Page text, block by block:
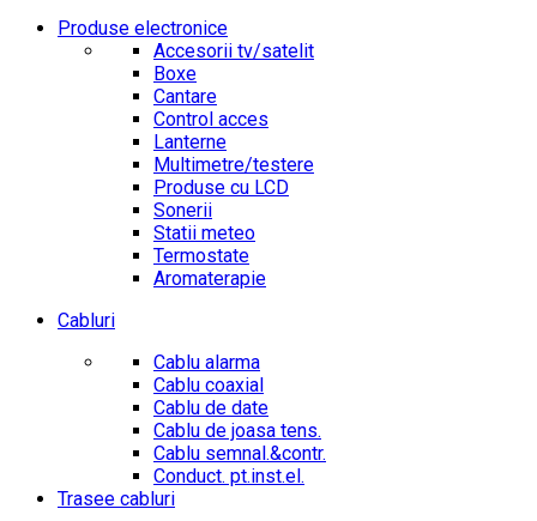
Produse electronice
Accesorii tv/satelit
Boxe
Cantare
Control acces
Lanterne
Multimetre/testere
Produse cu LCD
Sonerii
Statii meteo
Termostate
Aromaterapie
Cabluri
Cablu alarma
Cablu coaxial
Cablu de date
Cablu de joasa tens.
Cablu semnal.&contr.
Conduct. pt.inst.el.
Trasee cabluri